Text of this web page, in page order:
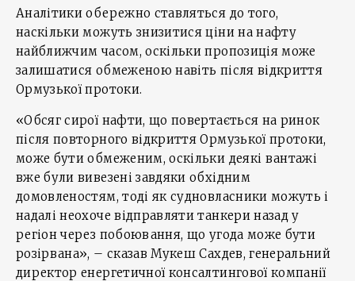
Аналітики обережно ставляться до того,
наскільки можуть знизитися ціни на нафту
найближчим часом, оскільки пропозиція може
залишатися обмеженою навіть після відкриття
Ормузької протоки.
«Обсяг сирої нафти, що повертається на ринок
після повторного відкриття Ормузької протоки,
може бути обмеженим, оскільки деякі вантажі
вже були вивезені завдяки обхідним
домовленостям, тоді як судновласники можуть і
надалі неохоче відправляти танкери назад у
регіон через побоювання, що угода може бути
розірвана», – сказав Мукеш Сахдев, генеральний
директор енергетичної консалтингової компанії